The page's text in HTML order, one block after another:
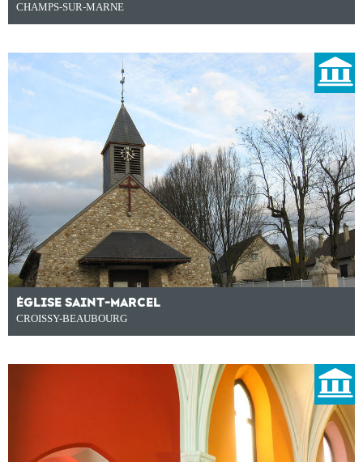
CHAMPS-SUR-MARNE
ÉGLISE SAINT-MARCEL
CROISSY-BEAUBOURG